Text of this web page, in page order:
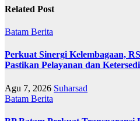
Related Post
Batam Berita
Perkuat Sinergi Kelembagaan,
Pastikan Pelayanan dan
Agu 7, 2026 Suharsad
Batam Berita